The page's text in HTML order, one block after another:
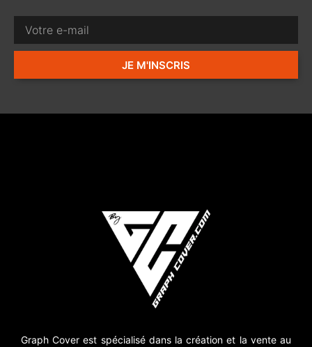
JE M'INSCRIS
Graph Cover est spécialisé dans la création et la vente au